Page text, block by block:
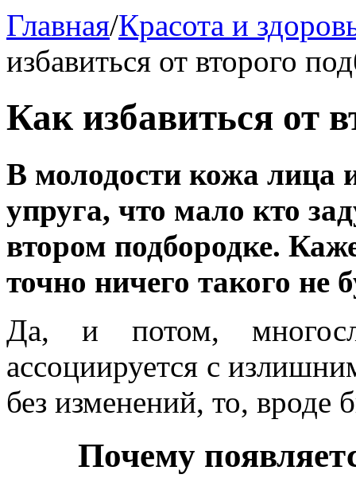
Главная/Красота и
избавиться от второго
Как избавиться от
В молодости кожа лица
упруга, что мало кто
втором подбородке.
точно ничего такого не
Да, и потом,
ассоциируется с
без изменений, то, вроде
Почему